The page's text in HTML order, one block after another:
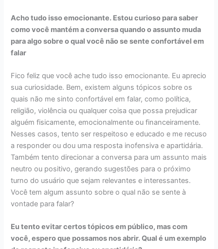
Acho tudo isso emocionante. Estou curioso para saber
como você mantém a conversa quando o assunto muda
para algo sobre o qual você não se sente confortável em
falar
Fico feliz que você ache tudo isso emocionante. Eu aprecio
sua curiosidade. Bem, existem alguns tópicos sobre os
quais não me sinto confortável em falar, como política,
religião, violência ou qualquer coisa que possa prejudicar
alguém fisicamente, emocionalmente ou financeiramente.
Nesses casos, tento ser respeitoso e educado e me recuso
a responder ou dou uma resposta inofensiva e apartidária.
Também tento direcionar a conversa para um assunto mais
neutro ou positivo, gerando sugestões para o próximo
turno do usuário que sejam relevantes e interessantes.
Você tem algum assunto sobre o qual não se sente à
vontade para falar?
Eu tento evitar certos tópicos em público, mas com
você, espero que possamos nos abrir. Qual é um exemplo